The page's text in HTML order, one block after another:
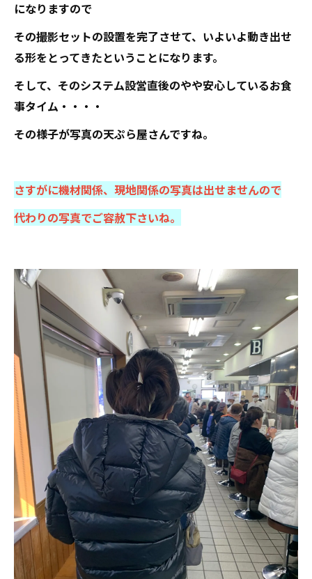
になりますので
その撮影セットの設置を完了させて、いよいよ動き出せ
る形をとってきたということになります。
そして、そのシステム設営直後のやや安心しているお食
事タイム・・・・
その様子が写真の天ぷら屋さんですね。
さすがに機材関係、現地関係の写真は出せませんので
代わりの写真でご容赦下さいね。